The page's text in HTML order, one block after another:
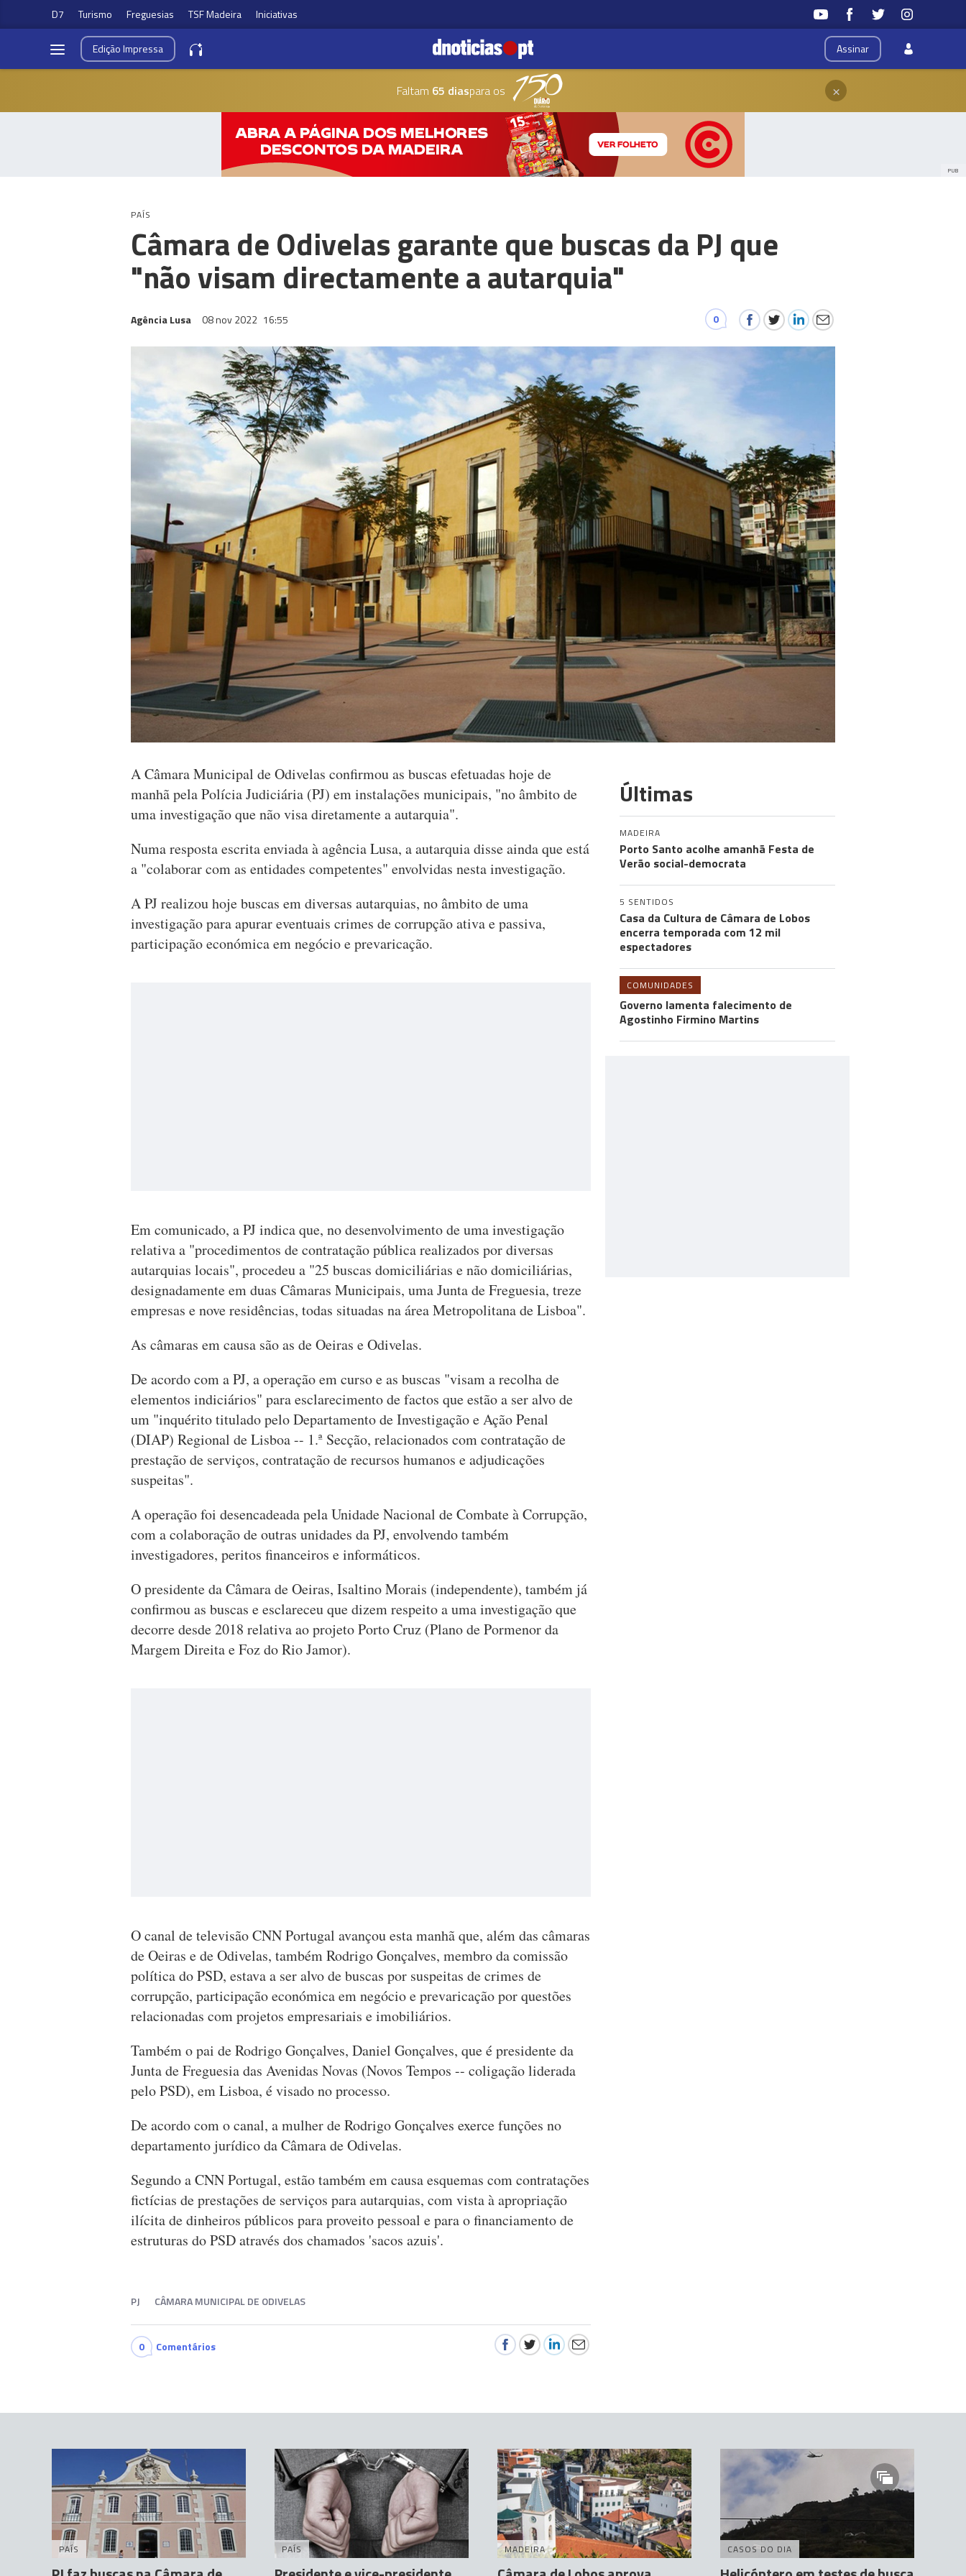
D7 Turismo Freguesias TSF Madeira Iniciativas
Assinar
EdiçãoImpressa
Faltam 65 diaspara os ×
PUB
PAÍS
Câmara de Odivelas garante que buscas da PJ que
"não visam directamente a autarquia"
Agência Lusa 08 nov 2022 16:55 0
A Câmara Municipal de Odivelas confirmou as buscas efetuadas hoje de
manhã pela Polícia Judiciária (PJ) em instalações municipais, "no âmbito de
uma investigação que não visa diretamente a autarquia".
Numa resposta escrita enviada à agência Lusa, a autarquia disse ainda que está
a "colaborar com as entidades competentes" envolvidas nesta investigação.
A PJ realizou hoje buscas em diversas autarquias, no âmbito de uma
investigação para apurar eventuais crimes de corrupção ativa e passiva,
participação económica em negócio e prevaricação.
Em comunicado, a PJ indica que, no desenvolvimento de uma investigação
relativa a "procedimentos de contratação pública realizados por diversas
autarquias locais", procedeu a "25 buscas domiciliárias e não domiciliárias,
designadamente em duas Câmaras Municipais, uma Junta de Freguesia, treze
empresas e nove residências, todas situadas na área Metropolitana de Lisboa".
As câmaras em causa são as de Oeiras e Odivelas.
De acordo com a PJ, a operação em curso e as buscas "visam a recolha de
elementos indiciários" para esclarecimento de factos que estão a ser alvo de
um "inquérito titulado pelo Departamento de Investigação e Ação Penal
(DIAP) Regional de Lisboa -- 1.ª Secção, relacionados com contratação de
prestação de serviços, contratação de recursos humanos e adjudicações
suspeitas".
A operação foi desencadeada pela Unidade Nacional de Combate à Corrupção,
com a colaboração de outras unidades da PJ, envolvendo também
investigadores, peritos financeiros e informáticos.
O presidente da Câmara de Oeiras, Isaltino Morais (independente), também já
confirmou as buscas e esclareceu que dizem respeito a uma investigação que
decorre desde 2018 relativa ao projeto Porto Cruz (Plano de Pormenor da
Margem Direita e Foz do Rio Jamor).
O canal de televisão CNN Portugal avançou esta manhã que, além das câmaras
de Oeiras e de Odivelas, também Rodrigo Gonçalves, membro da comissão
política do PSD, estava a ser alvo de buscas por suspeitas de crimes de
corrupção, participação económica em negócio e prevaricação por questões
relacionadas com projetos empresariais e imobiliários.
Também o pai de Rodrigo Gonçalves, Daniel Gonçalves, que é presidente da
Junta de Freguesia das Avenidas Novas (Novos Tempos -- coligação liderada
pelo PSD), em Lisboa, é visado no processo.
De acordo com o canal, a mulher de Rodrigo Gonçalves exerce funções no
departamento jurídico da Câmara de Odivelas.
Segundo a CNN Portugal, estão também em causa esquemas com contratações
fictícias de prestações de serviços para autarquias, com vista à apropriação
ilícita de dinheiros públicos para proveito pessoal e para o financiamento de
estruturas do PSD através dos chamados 'sacos azuis'.
PJ CÂMARA MUNICIPAL DE ODIVELAS
0 Comentários
Últimas
MADEIRA
Porto Santo acolhe amanhã Festa de
Verão social-democrata
5 SENTIDOS
Casa da Cultura de Câmara de Lobos
encerra temporada com 12 mil
espectadores
COMUNIDADES
Governo lamenta falecimento de
Agostinho Firmino Martins
PAÍS PAÍS MADEIRA CASOS DO DIA